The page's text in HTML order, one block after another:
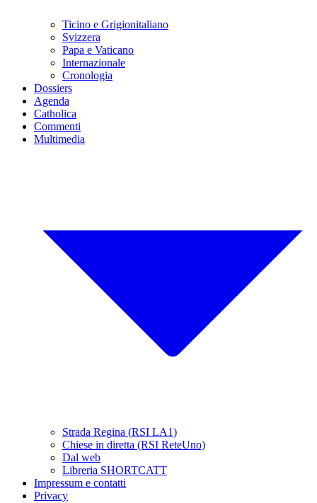
Ticino e Grigionitaliano
Svizzera
Papa e Vaticano
Internazionale
Cronologia
Dossiers
Agenda
Catholica
Commenti
Multimedia
Strada Regina (RSI LA1)
Chiese in diretta (RSI ReteUno)
Dal web
Libreria SHORTCATT
Impressum e contatti
Privacy